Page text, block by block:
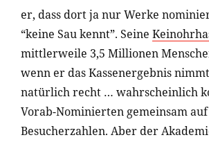
er, dass dort ja nur Werke
“keine Sau kennt”. Seine
mittlerweile 3,5 Millionen
wenn er das Kassenergebnis
natürlich recht … wahrscheinlich
Vorab-Nominierten gemeinsam auf
Besucherzahlen. Aber der